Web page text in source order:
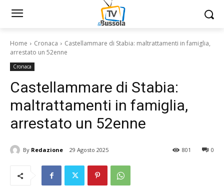
Home Cronaca
Castellammare di Stabia: maltrattamenti in famiglia,
arrestato un 52enne
Cronaca
Castellammare di Stabia:
maltrattamenti in famiglia,
arrestato un 52enne
By Redazione 29 Agosto 2025 0
801